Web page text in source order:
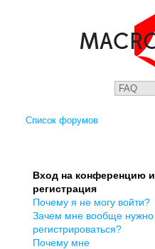
Список форумов
Вход на конференцию и
регистрация
Почему я не могу войти?
Зачем мне вообще нужно
регистрироваться?
Почему мне